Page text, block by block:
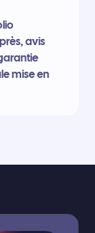
avis
mise en